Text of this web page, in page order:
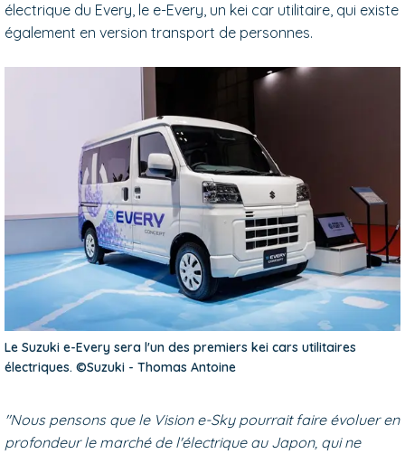
électrique du Every, le e-Every, un kei car utilitaire, qui existe
également en version transport de personnes.
Le Suzuki e-Every sera l'un des premiers kei cars utilitaires
électriques. ©Suzuki - Thomas Antoine
"Nous pensons que le Vision e-Sky pourrait faire évoluer en
profondeur le marché de l'électrique au Japon, qui ne